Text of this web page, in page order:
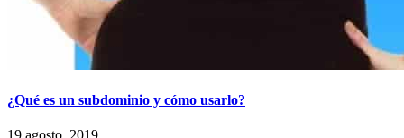
¿Qué es un subdominio y cómo usarlo?